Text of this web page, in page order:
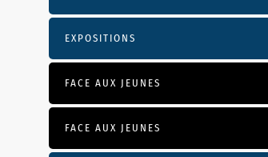
EXPOSITIONS
FACE AUX JEUNES
FACE AUX JEUNES